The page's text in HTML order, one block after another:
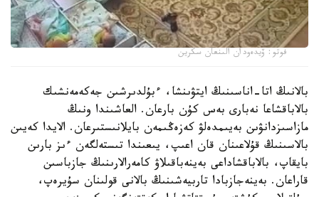
فوتو: ۆيدەودان الىنعان سكرين
بالانىڭ اتا-اناسىنىڭ ايتۋىنشا، ءبۇلدىرشىن جەكەمەنشىك
بالاباقشاعا نەبارى بەس كۇن بارعان. العاشىندا ونىڭ
مازاسىزدانۋىن بەيىمدەلۋ كەزەڭىمەن بايلانىستىرعان. الايدا كەيىن
بالاسىنىڭ قۇلاعىنان قان اعىپ، يىعىندا تىستەلگەن ءىز بارىن
بايقاپ، بالاباقشاداعى بەينەباقىلاۋ كامەرالارىنىڭ جازباسىن
قاراعان. بەينەجازبادا تاربيەشىنىڭ بالانى قولىنان سۇيرەپ،